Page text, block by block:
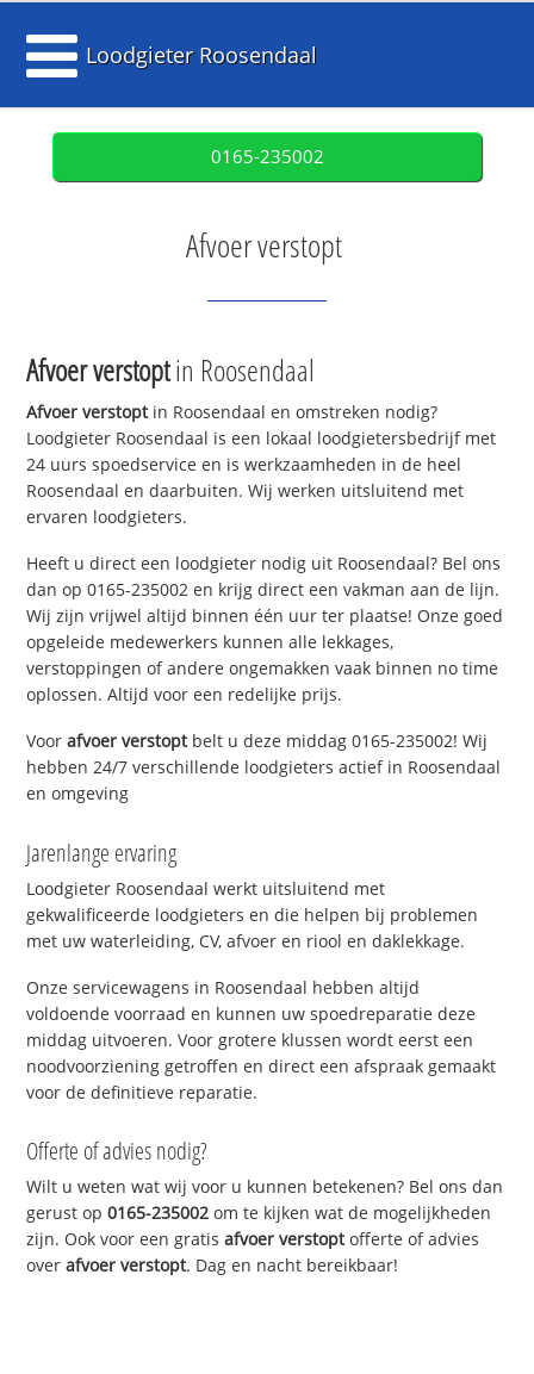
Loodgieter Roosendaal
0165-235002
Afvoer verstopt
Afvoer verstoptin Roosendaal
Afvoer verstoptin Roosendaal en omstreken nodig?
Loodgieter Roosendaal is een lokaal loodgietersbedrijf met
24 uurs spoedservice en is werkzaamheden in de heel
Roosendaal en daarbuiten. Wij werken uitsluitend met
ervaren loodgieters.
Heeft u direct een loodgieter nodig uit Roosendaal? Bel ons
dan op 0165-235002 en krijg direct een vakman aan de lijn.
Wij zijn vrijwel altijd binnen één uur ter plaatse! Onze goed
opgeleide medewerkers kunnen alle lekkages,
verstoppingen of andere ongemakken vaak binnen no time
oplossen. Altijd voor een redelijke prijs.
Voorafvoer verstoptbelt u deze middag 0165-235002! Wij
hebben 24/7 verschillende loodgieters actief in Roosendaal
en omgeving
Jarenlange ervaring
Loodgieter Roosendaal werkt uitsluitend met
gekwalificeerde loodgieters en die helpen bij problemen
met uw waterleiding, CV, afvoer en riool en daklekkage.
Onze servicewagens in Roosendaal hebben altijd
voldoende voorraad en kunnen uw spoedreparatie deze
middag uitvoeren. Voor grotere klussen wordt eerst een
noodvoorziening getroffen en direct een afspraak gemaakt
voor de definitieve reparatie.
Offerte of advies nodig?
Wilt u weten wat wij voor u kunnen betekenen? Bel ons dan
gerust op0165-235002 om te kijken wat de mogelijkheden
zijn. Ook voor een gratisafvoer verstoptofferte of advies
overafvoer verstopt. Dag en nacht bereikbaar!